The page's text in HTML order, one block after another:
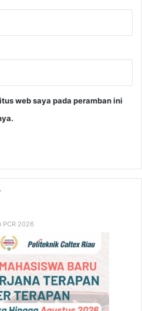
web saya pada peramban ini
PCR 2026